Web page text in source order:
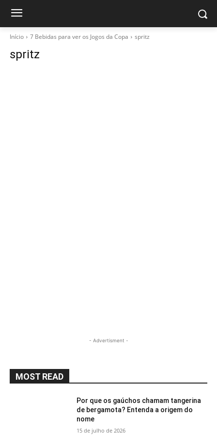
Início 7 Bebidas para ver os Jogos da Copa spritz
spritz
- Advertisment -
MOST READ
Por que os gaúchos chamam tangerina
de bergamota? Entenda a origem do
nome
15 de julho de 2026